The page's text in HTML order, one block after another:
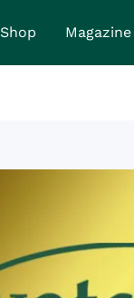
Shop Magazine